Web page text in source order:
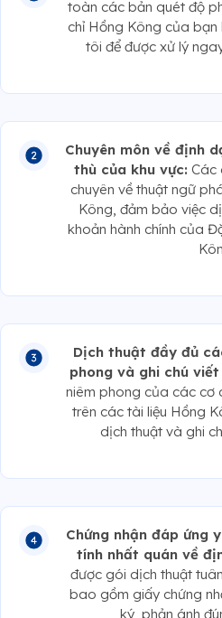
toàn các bản quét độ
chỉ Hồng Kông của bạn
tôi để được xử lý
Chuyên môn về định
thù của khu vực: Các
chuyên về thuật ngữ
Kông, đảm bảo việc
khoản hành chính của
Dịch thuật đầy đủ
phong và ghi chú
niêm phong của các cơ
trên các tài liệu Hồng
dịch thuật và ghi
Chứng nhận đáp ứng
tính nhất quán về
được gói dịch thuật
bao gồm giấy chứng
ký, phản ánh